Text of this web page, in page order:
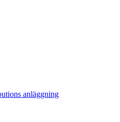
anläggning